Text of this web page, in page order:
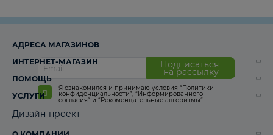
Подписаться
на рассылку
Я ознакомился и принимаю условия “Политики
конфиденциальности”, “Информированного
согласия“ и “Рекомендательные алгоритмы“
АДРЕСА МАГАЗИНОВ
ИНТЕРНЕТ-МАГАЗИН
ПОМОЩЬ
УСЛУГИ
Дизайн-проект